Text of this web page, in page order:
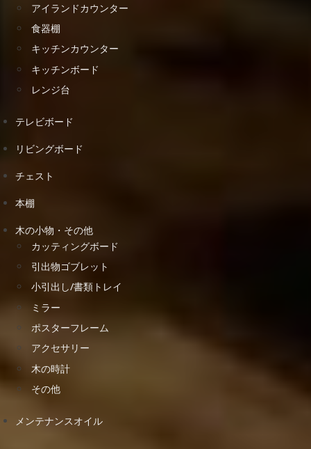
アイランドカウンター
食器棚
キッチンカウンター
キッチンボード
レンジ台
テレビボード
リビングボード
チェスト
本棚
木の小物・その他
カッティングボード
引出物ゴブレット
小引出し/書類トレイ
ミラー
ポスターフレーム
アクセサリー
木の時計
その他
メンテナンスオイル